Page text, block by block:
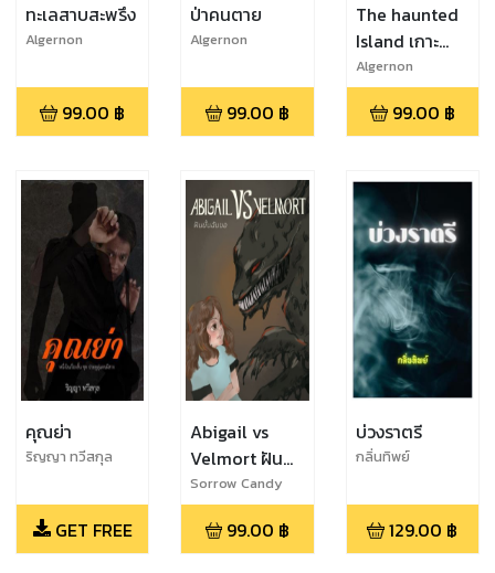
ทะเลสาบสะพรึง
Algernon
99.00 ฿
ป่าคนตาย
Algernon
99.00 ฿
The haunted
Island เกาะ
หวาดหลอน
(วรรณกรรมน้ำ
เอก)
Algernon
Blackwood
99.00 ฿
คุณย่า
ริญญา ทวีสกุล
GET FREE
Abigail vs
Velmort ฝัน
นั้นฉันขอ
Sorrow Candy
99.00 ฿
บ่วงราตรี
กลิ่นทิพย์
129.00 ฿